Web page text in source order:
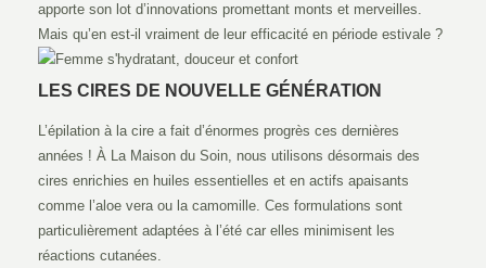
apporte son lot d’innovations promettant monts et merveilles.
Mais qu’en est-il vraiment de leur efficacité en période estivale ?
LES CIRES DE NOUVELLE GÉNÉRATION
L’épilation à la cire a fait d’énormes progrès ces dernières
années ! À La Maison du Soin, nous utilisons désormais des
cires enrichies en huiles essentielles et en actifs apaisants
comme l’aloe vera ou la camomille. Ces formulations sont
particulièrement adaptées à l’été car elles minimisent les
réactions cutanées.